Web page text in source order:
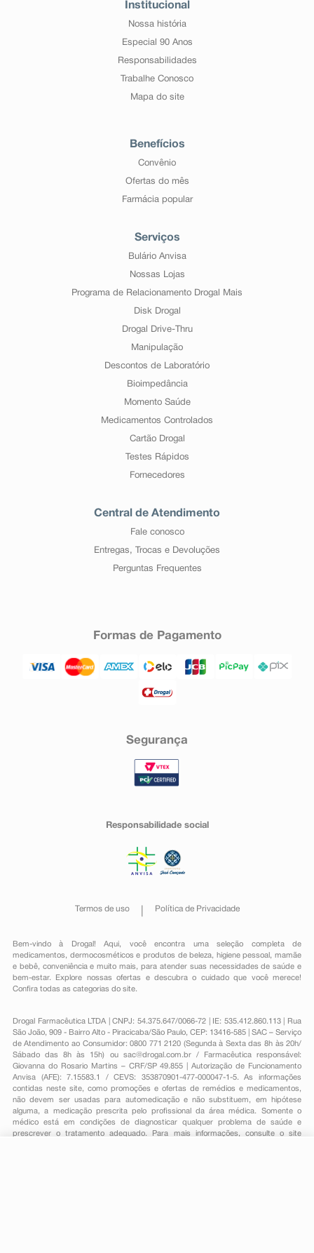
Institucional
Nossa história
Especial 90 Anos
Responsabilidades
Trabalhe Conosco
Mapa do site
Benefícios
Convênio
Ofertas do mês
Farmácia popular
Serviços
Bulário Anvisa
Nossas Lojas
Programa de Relacionamento Drogal Mais
Disk Drogal
Drogal Drive-Thru
Manipulação
Descontos de Laboratório
Bioimpedância
Momento Saúde
Medicamentos Controlados
Cartão Drogal
Testes Rápidos
Fornecedores
Central de Atendimento
Fale conosco
Entregas, Trocas e Devoluções
Perguntas Frequentes
Formas de Pagamento
Segurança
Responsabilidade social
Termos de uso Política de Privacidade
Bem-vindo à Drogal! Aqui, você encontra uma seleção completa de
medicamentos , dermocosméticos e produtos de beleza, higiene pessoal ,mamãe
e bebê, conveniênciae muito mais, para atender suas necessidades de saúde e
bem-estar. Explore nossas ofertas e descubra o cuidado que você merece!
Confira todas as categorias do site.
Drogal Farmacêutica LTDA | CNPJ: 54.375.647/0066-72 | IE: 535.412.860.113 | Rua
São João, 909 - Bairro Alto - Piracicaba/São Paulo, CEP: 13416-585 | SAC – Serviço
de Atendimento ao Consumidor: 0800 771 2120 (Segunda à Sexta das 8h às 20h/
Sábado das 8h às 15h) ou sac@drogal.com.br/ Farmacêutica responsável:
Giovanna do Rosario Martins – CRF/SP 49.855 | Autorização de Funcionamento
Anvisa (AFE): 7.15583.1 / CEVS: 353870901-477-000047-1-5. As informações
contidas neste site, como promoções e ofertas de remédios e medicamentos,
não devem ser usadas para automedicação e não substituem, em hipótese
alguma, a medicação prescrita pelo profissional da área médica. Somente o
médico está em condições de diagnosticar qualquer problema de saúde e
prescrever o tratamento adequado. Para mais informações, consulte o site